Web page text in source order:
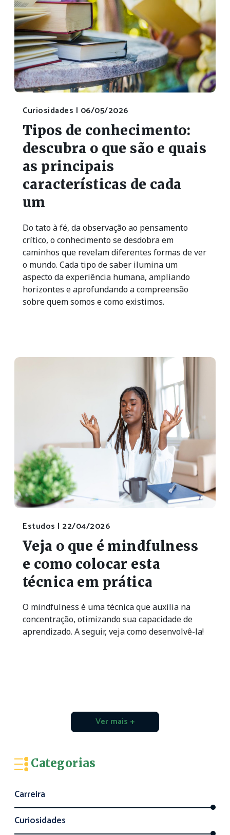
Curiosidades | 06/05/2026
Tipos de conhecimento:
descubra o que são e quais
as principais
características de cada
um
Do tato à fé, da observação ao pensamento
crítico, o conhecimento se desdobra em
caminhos que revelam diferentes formas de ver
o mundo. Cada tipo de saber ilumina um
aspecto da experiência humana, ampliando
horizontes e aprofundando a compreensão
sobre quem somos e como existimos.
Estudos | 22/04/2026
Veja o que é mindfulness
e como colocar esta
técnica em prática
O mindfulness é uma técnica que auxilia na
concentração, otimizando sua capacidade de
aprendizado. A seguir, veja como desenvolvê-la!
Ver mais +
Categorias
Carreira
Curiosidades